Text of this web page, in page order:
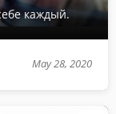
каждый.
May 28, 2020